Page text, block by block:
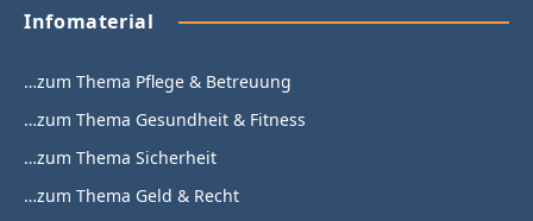
Infomaterial
…zum Thema Pflege & Betreuung
…zum Thema Gesundheit & Fitness
…zum Thema Sicherheit
…zum Thema Geld & Recht